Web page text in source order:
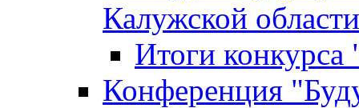
Калужской области
Итоги
Конференция